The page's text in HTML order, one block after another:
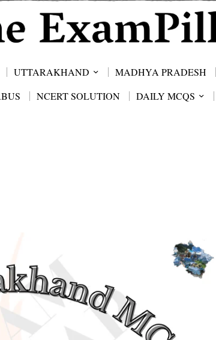
UTTARAKHAND MADHYA PRADESH
NCERT SOLUTION DAILY MCQS